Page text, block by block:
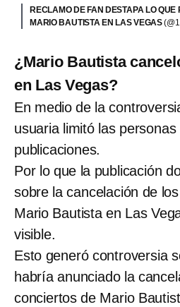
RECLAMO DE FAN DESTAPA LO
MARIO BAUTISTA EN LAS VEGAS
¿Mario Bautista
en Las Vegas?
En medio de la
usuaria limitó las
publicaciones.
Por lo que la publicación
sobre la cancelación de
Mario Bautista en Las
visible.
Esto generó controversia
habría anunciado la
conciertos de Mario